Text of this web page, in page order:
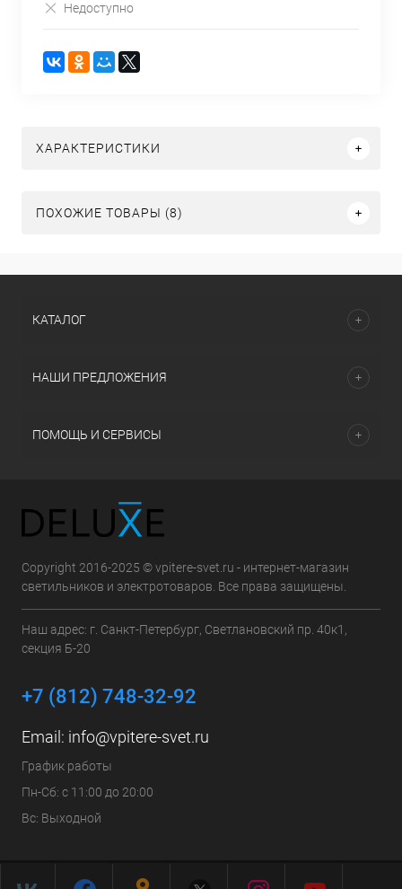
Недоступно
ХАРАКТЕРИСТИКИ
ПОХОЖИЕ ТОВАРЫ (8)
КАТАЛОГ
НАШИ ПРЕДЛОЖЕНИЯ
ПОМОЩЬ И СЕРВИСЫ
Copyright 2016-2025 © vpitere-svet.ru - интернет-магазин
светильников и электротоваров. Все права защищены.
Наш адрес: г. Санкт-Петербург, Светлановский пр. 40к1,
секция Б-20
+7 (812) 748-32-92
Email: info@vpitere-svet.ru
График работы
Пн-Сб: с 11:00 до 20:00
Вс: Выходной